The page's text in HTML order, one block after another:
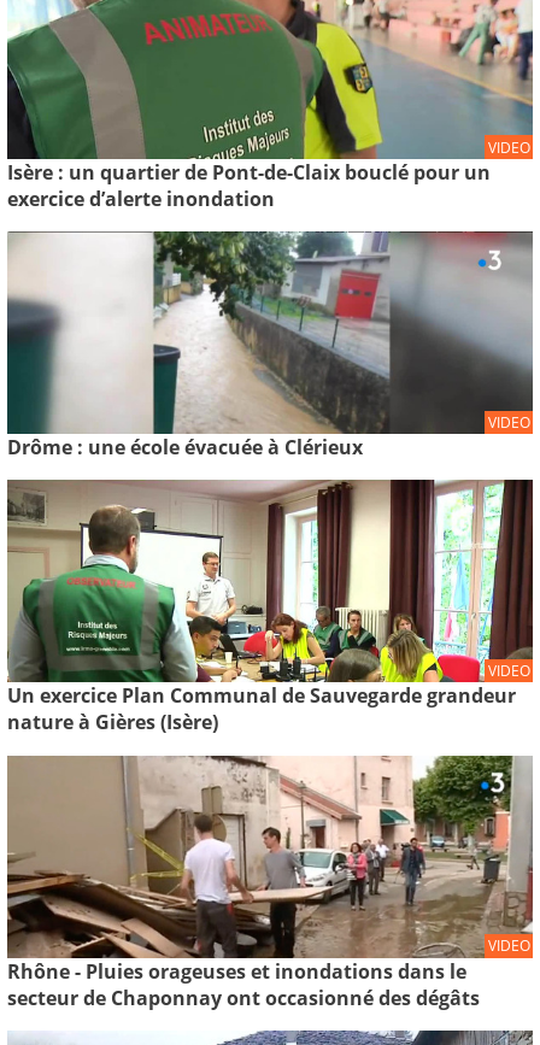
VIDEO
Isère : un quartier de Pont-de-Claix bouclé pour un
exercice d’alerte inondation
VIDEO
Drôme : une école évacuée à Clérieux
VIDEO
Un exercice Plan Communal de Sauvegarde grandeur
nature à Gières (Isère)
VIDEO
Rhône - Pluies orageuses et inondations dans le
secteur de Chaponnay ont occasionné des dégâts